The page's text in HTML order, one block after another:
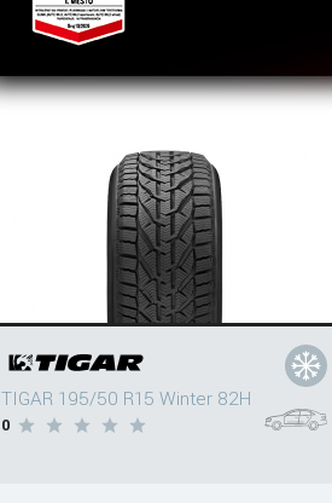
TIGAR 195/50 R15 Winter 82H
0